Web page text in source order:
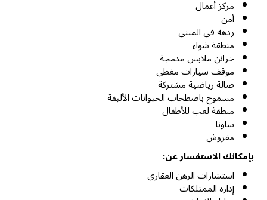
مركز أعمال
أمن
ردهة في المبنى
منطقة شواء
خزائن ملابس مدمجة
موقف سيارات مغطى
صالة رياضية مشتركة
مسموح باصطحاب الحيوانات الأليفة
منطقة لعب للأطفال
ساونا
مفروش
بإمكانك الاستفسار عن:
استشارات الرهن العقاري
إدارة الممتلكات